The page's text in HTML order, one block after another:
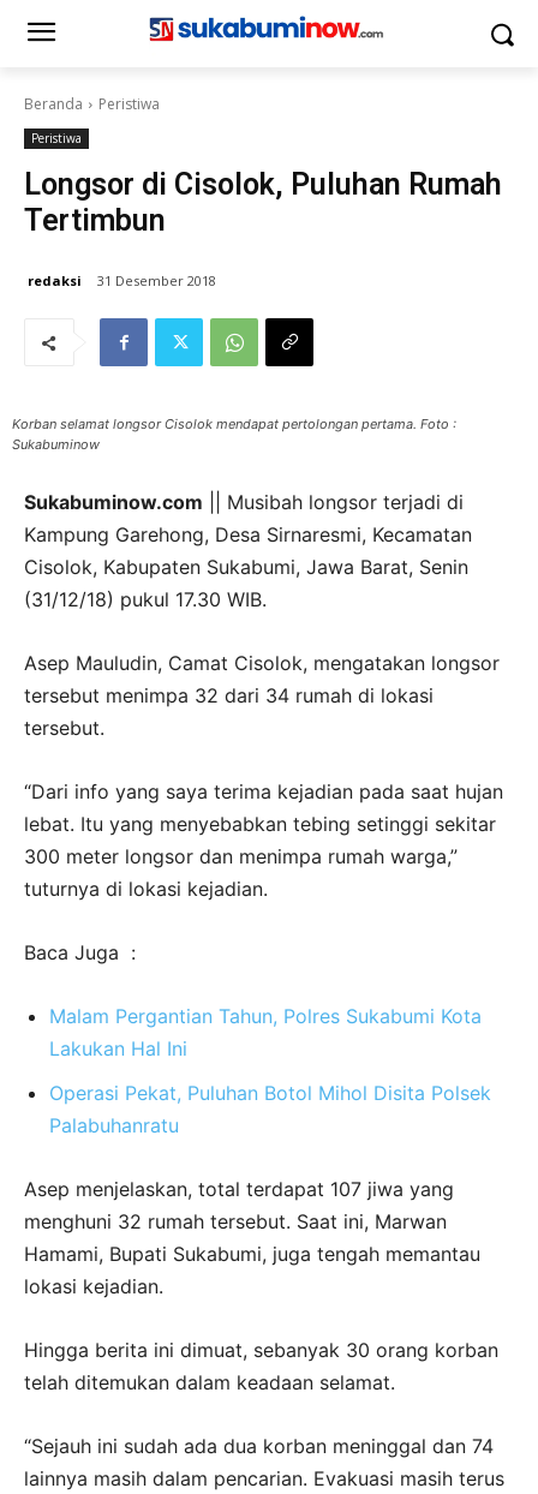
Beranda Peristiwa
Peristiwa
Longsor di Cisolok, Puluhan Rumah
Tertimbun
redaksi 31 Desember 2018
Korban selamat longsor Cisolok mendapat pertolongan pertama. Foto :
Sukabuminow
Sukabuminow.com || Musibah longsor terjadi di
Kampung Garehong, Desa Sirnaresmi, Kecamatan
Cisolok, Kabupaten Sukabumi, Jawa Barat, Senin
(31/12/18) pukul 17.30 WIB.
Asep Mauludin, Camat Cisolok, mengatakan longsor
tersebut menimpa 32 dari 34 rumah di lokasi
tersebut.
“Dari info yang saya terima kejadian pada saat hujan
lebat. Itu yang menyebabkan tebing setinggi sekitar
300 meter longsor dan menimpa rumah warga,”
tuturnya di lokasi kejadian.
Baca Juga :
Malam Pergantian Tahun, Polres Sukabumi Kota
Lakukan Hal Ini
Operasi Pekat, Puluhan Botol Mihol Disita Polsek
Palabuhanratu
Asep menjelaskan, total terdapat 107 jiwa yang
menghuni 32 rumah tersebut. Saat ini, Marwan
Hamami, Bupati Sukabumi, juga tengah memantau
lokasi kejadian.
Hingga berita ini dimuat, sebanyak 30 orang korban
telah ditemukan dalam keadaan selamat.
“Sejauh ini sudah ada dua korban meninggal dan 74
lainnya masih dalam pencarian. Evakuasi masih terus